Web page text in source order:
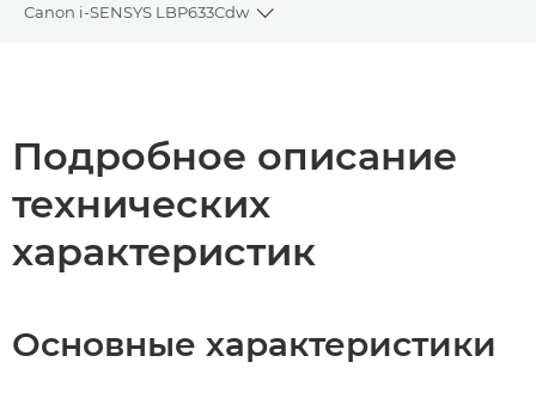
Canon i-SENSYS LBP633Cdw
Toggle breadcrumbs
Подробное описание
технических
характеристик
Основные характеристики